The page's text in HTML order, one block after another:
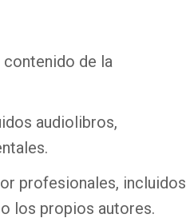
de la
audiolibros,
profesionales, incluidos
los propios autores.